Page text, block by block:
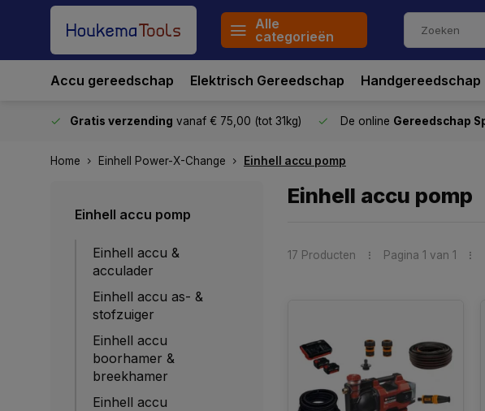
Alle
categorieën
Accu gereedschap Elektrisch Gereedschap Handgereedschap
Gratis verzending vanaf € 75,00 (tot 31kg) De online Gereedschap
Home Einhell Power-X-Change Einhell accu pomp
Einhell accu pomp
Einhell accu &
acculader
Einhell accu as- &
stofzuiger
Einhell accu
boorhamer &
breekhamer
Einhell accu
Einhell accu pomp
17 Producten Pagina 1 van 1